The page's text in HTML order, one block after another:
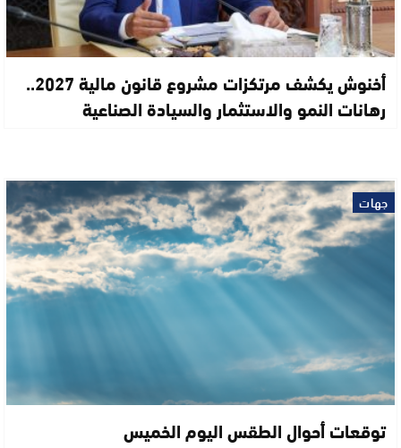
أخنوش يكشف مرتكزات مشروع قانون مالية 2027..
رهانات النمو والاستثمار والسيادة الصناعية
جهات
توقعات أحوال الطقس اليوم الخميس